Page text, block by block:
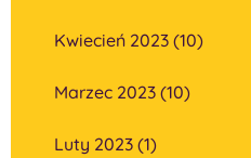
Kwiecień 2023 (10)
Marzec 2023 (10)
Luty 2023 (1)